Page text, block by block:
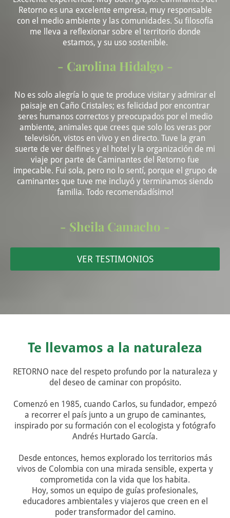
Retorno es una excelente empresa, muy responsable
con el medio ambiente y las comunidades. Su filosofía
me lleva a reflexionar sobre el territorio donde
estamos, y su uso sostenible.
- Carolina Hidalgo -
No es solo alegría lo que te produce visitar y admirar el
paisaje en Caño Cristales; es felicidad por encontrar
seres humanos correctos y preocupados por el medio
ambiente, animales que crees que solo los veras por
televisión, vistos en vivo y en directo. Tuve la gran
suerte de ver delfines y el hotel y la organización de mi
viaje por parte de Caminantes del Retorno fue
impecable. Fui sola, pero no lo sentí, porque el grupo de
caminantes que tuve me incluyó y terminamos siendo
familia. Todo recomendadísimo!
- Sheila Camacho -
VER TESTIMONIOS
Te llevamos a la naturaleza
RETORNO nace del respeto profundo por la naturaleza y
del deseo de caminar con propósito.
Comenzó en 1985, cuando Carlos, su fundador, empezó
a recorrer el país junto a un grupo de caminantes,
inspirado por su formación con el ecologista y fotógrafo
Andrés Hurtado García.
Desde entonces, hemos explorado los territorios más
vivos de Colombia con una mirada sensible, experta y
comprometida con la vida que los habita.
Hoy, somos un equipo de guías profesionales,
educadores ambientales y viajeros que creen en el
poder transformador del camino.